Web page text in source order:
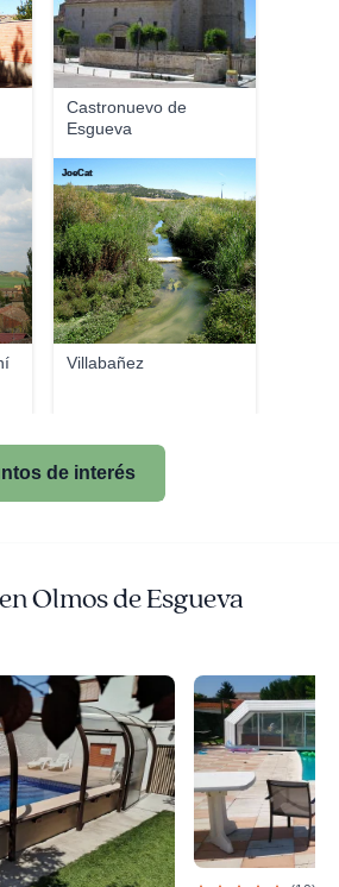
Castronuevo de
Esgueva
Villabañez
JoeCat
de interés
Olmos de Esgueva